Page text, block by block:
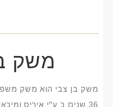
משק
משק בן צבי הוא משק
36 שנים ב ע"י איריס